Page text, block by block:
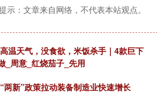
示：文章来自网络，不代表本站观点。
温天气，没食欲，米饭杀手｜4款巨下
_周意_红烧茄子_先用
两新”政策拉动装备制造业快速增长